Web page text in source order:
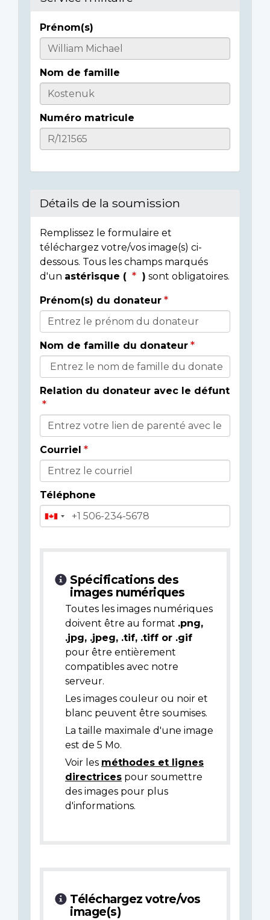
Informations
sur
l'individu
Prénom(s)
Nom de famille
Numéro matricule
Détails de la soumission
Remplissez le formulaire et
téléchargez votre/vos image(s) ci-
dessous. Tous les champs marqués
d'un astérisque ( ) sont obligatoires.
Détails
du
donateur
Prénom(s) du donateur
Nom de famille du donateur
Relation du donateur avec le défunt
Courriel
Téléphone
Spécifications des
images numériques
Toutes les images numériques
doivent être au format .png,
.jpg, .jpeg, .tif, .tiff or .gif
pour être entièrement
compatibles avec notre
serveur.
Les images couleur ou noir et
blanc peuvent être soumises.
La taille maximale d'une image
est de 5 Mo.
Voir les méthodes et lignes
directrices pour soumettre
des images pour plus
d'informations.
Téléchargez votre/vos
image(s)